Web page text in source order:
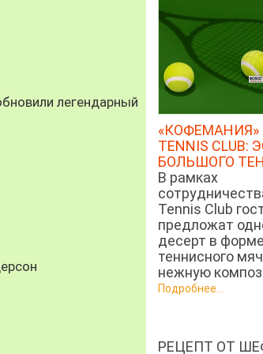
легендарный
«КОФЕМАНИЯ»
TENNIS CLUB:
БОЛЬШОГО
В рамках
Tennis Club
предложат
десерт в форме
теннисного
нежную
Подробнее...
РЕЦЕПТ ОТ